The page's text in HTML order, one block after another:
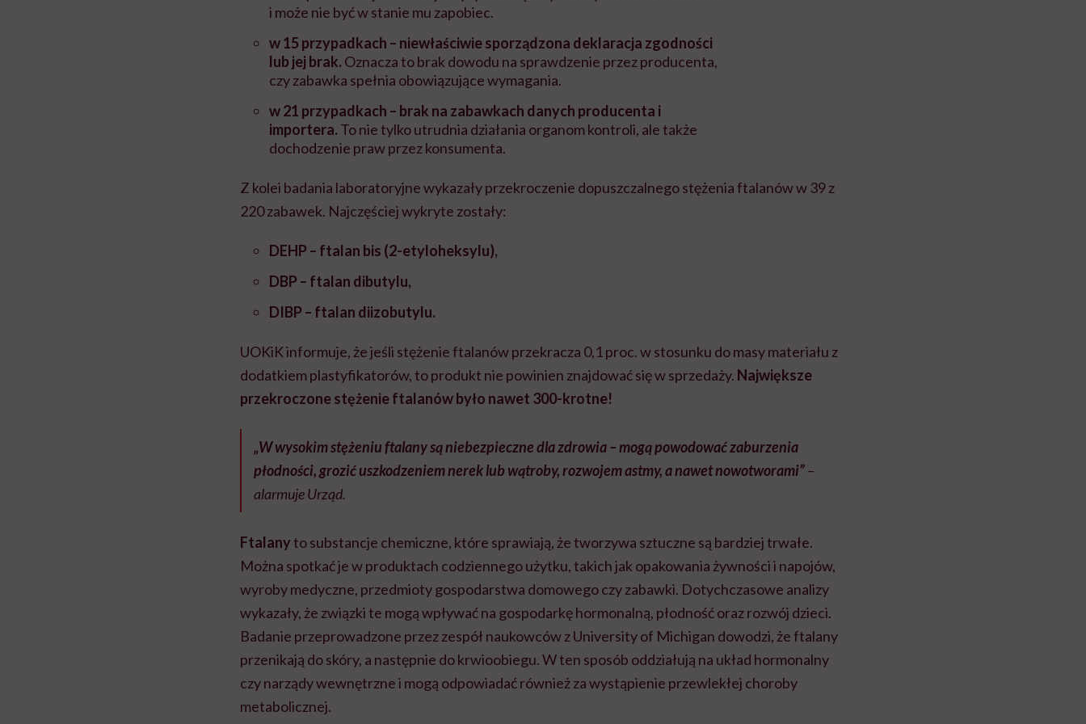
i może nie być w stanie mu zapobiec.
w 15 przypadkach – niewłaściwie sporządzona deklaracja zgodności
lub jej brak. Oznacza to brak dowodu na sprawdzenie przez producenta,
czy zabawka spełnia obowiązujące wymagania.
w 21 przypadkach – brak na zabawkach danych producenta i
importera. To nie tylko utrudnia działania organom kontroli, ale także
dochodzenie praw przez konsumenta.
Z kolei badania laboratoryjne wykazały przekroczenie dopuszczalnego stężenia ftalanów w 39 z
220 zabawek. Najczęściej wykryte zostały:
DEHP – ftalan bis (2-etyloheksylu),
DBP – ftalan dibutylu,
DIBP – ftalan diizobutylu.
UOKiK informuje, że jeśli stężenie ftalanów przekracza 0,1 proc. w stosunku do masy materiału z
dodatkiem plastyfikatorów, to produkt nie powinien znajdować się w sprzedaży. Największe
przekroczone stężenie ftalanów było nawet 300-krotne!
„W wysokim stężeniu ftalany są niebezpieczne dla zdrowia – mogą powodować zaburzenia
płodności, grozić uszkodzeniem nerek lub wątroby, rozwojem astmy, a nawet nowotworami”–
alarmuje Urząd.
Ftalanyto substancje chemiczne, które sprawiają, że tworzywa sztuczne są bardziej trwałe.
Można spotkać je w produktach codziennego użytku, takich jak opakowania żywności i napojów,
wyroby medyczne, przedmioty gospodarstwa domowego czy zabawki. Dotychczasowe analizy
wykazały, że związki te mogą wpływać na gospodarkę hormonalną, płodność oraz rozwój dzieci.
Badanie przeprowadzone przez zespół naukowców z University of Michigan dowodzi, że ftalany
przenikają do skóry, a następnie do krwioobiegu. W ten sposób oddziałują na układ hormonalny
czy narządy wewnętrzne i mogą odpowiadać również za wystąpienie przewlekłej choroby
metabolicznej.